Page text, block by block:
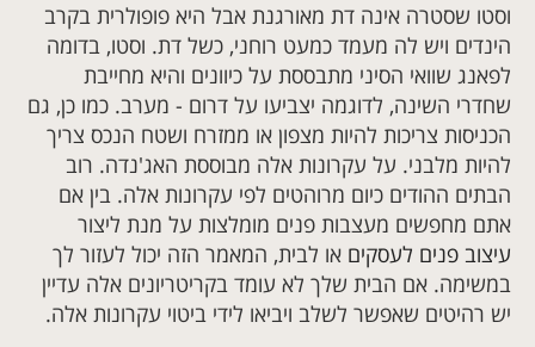
וסטו שסטרה אינה דת מאורגנת אבל היא פופולרית בקרב
הינדים ויש לה מעמד כמעט רוחני, כשל דת. וסטו, בדומה
לפאנג שוואי הסיני מתבססת על כיוונים והיא מחייבת
שחדרי השינה, לדוגמה יצביעו על דרום - מערב. כמו כן, גם
הכניסות צריכות להיות מצפון או ממזרח ושטח הנכס צריך
להיות מלבני. על עקרונות אלה מבוססת האג'נדה. רוב
הבתים ההודים כיום מרוהטים לפי עקרונות אלה. בין אם
אתם מחפשים מעצבות פנים מומלצות על מנת ליצור
עיצוב פנים לעסקים או לבית, המאמר הזה יכול לעזור לך
במשימה. אם הבית שלך לא עומד בקריטריונים אלה עדיין
יש רהיטים שאפשר לשלב ויביאו לידי ביטוי עקרונות אלה.